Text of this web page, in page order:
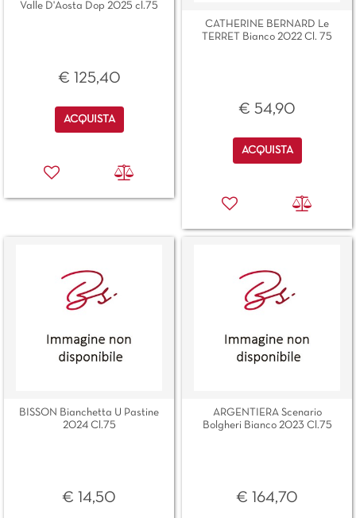
Valle D'Aosta Dop 2025 cl.75
€ 125,40
Quantità
ACQUISTA
CATHERINE BERNARD Le
TERRET Bianco 2022 Cl. 75
€ 54,90
Quantità
ACQUISTA
BISSON Bianchetta U Pastine
2024 Cl.75
€ 14,50
ARGENTIERA Scenario
Bolgheri Bianco 2023 Cl.75
€ 164,70